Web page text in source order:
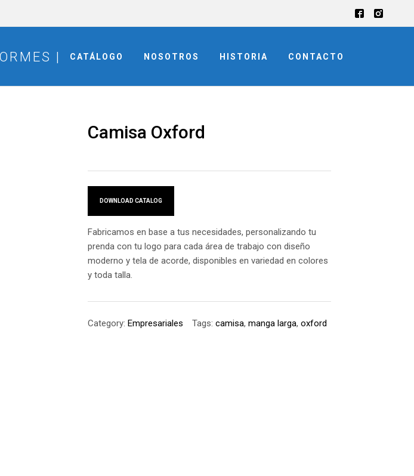
CATÁLOGO NOSOTROS HISTORIA CONTACTO
Camisa Oxford
DOWNLOAD CATALOG
Fabricamos en base a tus necesidades, personalizando tu
prenda con tu logo para cada área de trabajo con diseño
moderno y tela de acorde, disponibles en variedad en colores
y toda talla.
Category: Empresariales Tags: camisa, manga larga, oxford